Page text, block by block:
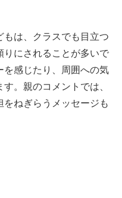
は、クラスでも目立つ
りにされることが多いで
を感じたり、周囲への気
。親のコメントでは、
ねぎらうメッセージも